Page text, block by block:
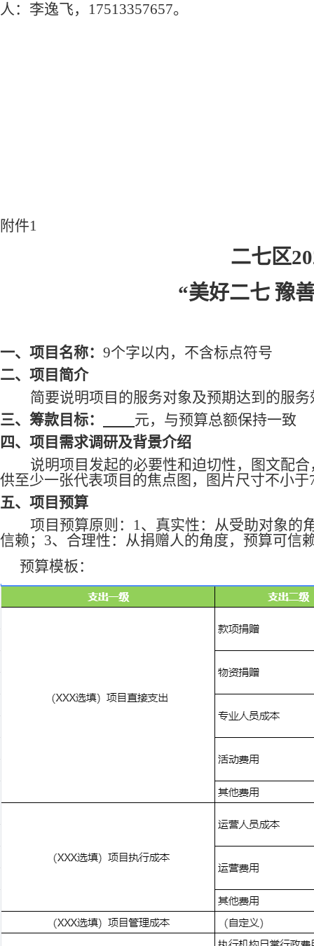
人： 李逸飞， 17513357657。
附件1
二七区
“美好二七 豫
一、 项目名称： 9个字以内 ， 不含标点符号
二、 项目简介
简要说明项目的服务对象及预期达到的服务
三、 筹款目标： 元， 与预算总额保持一致
四、 项目需求调研及背景介绍
说明项目发起的必要性和迫切性，图文配
供至少一张代表项目的焦点图，图片尺寸不小
五、 项目预算
项目预算原则： 1、真实性：从受助对象的
信赖；3、合理性：从捐赠人的角度，预算可信
预算模板：